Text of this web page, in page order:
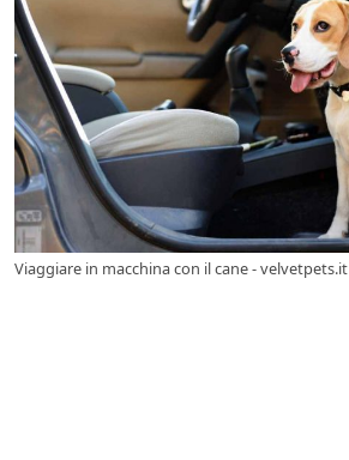
Viaggiare in macchina con il cane - velvetpets.it